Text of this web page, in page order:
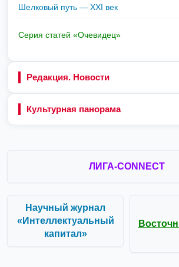
Шелковый путь — XXI век
Серия статей «Очевидец»
Редакция. Новости
Культурная панорама
ЛИГА-CONNECT
Научный журнал
«Интеллектуальный
капитал»